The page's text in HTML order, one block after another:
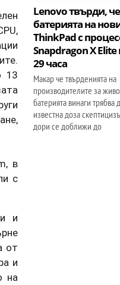
13
в
с
и
от
и
на
Lenovo твърди, че
батерията на
ThinkPad с
Snapdragon X
29 часа
Макар че твърденията на
производителите за
батерията винаги трябва
известна доза
дори се доближи до